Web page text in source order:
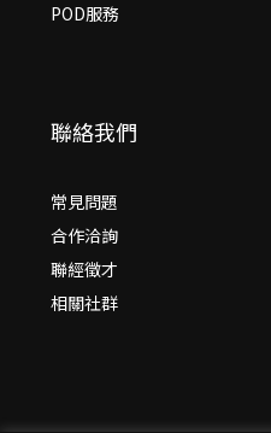
POD服務
聯絡我們
常見問題
合作洽詢
聯經徵才
相關社群